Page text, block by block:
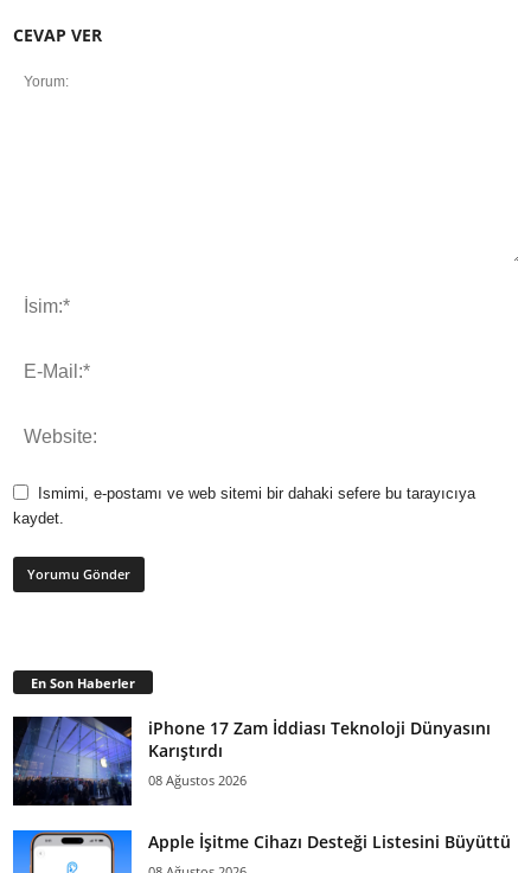
CEVAP VER
Ismimi, e-postamı ve web sitemi bir dahaki sefere bu tarayıcıya
kaydet.
En Son Haberler
iPhone 17 Zam İddiası Teknoloji Dünyasını
Karıştırdı
08 Ağustos 2026
Apple İşitme Cihazı Desteği Listesini Büyüttü